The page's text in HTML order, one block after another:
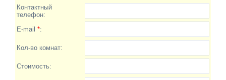
Контактный
телефон:
E-mail *:
Кол-во комнат:
Стоимость: